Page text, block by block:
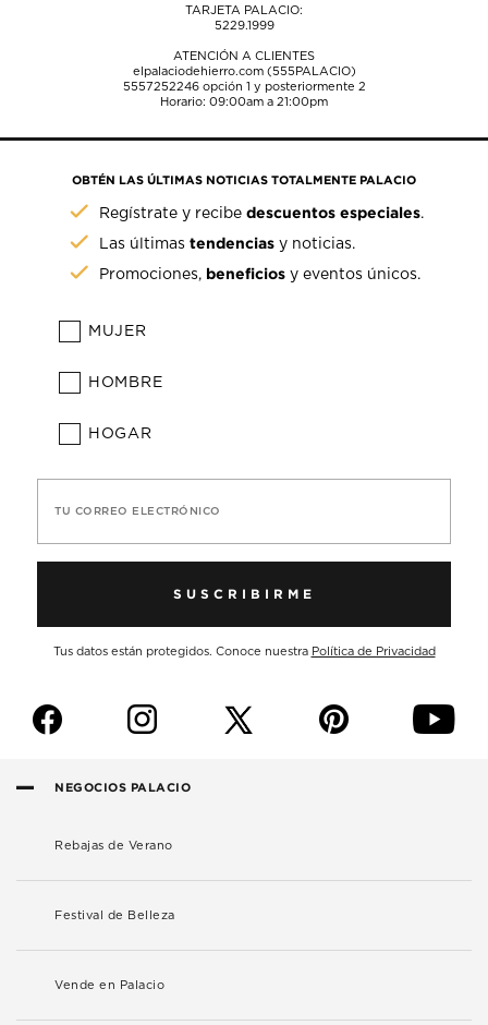
TARJETA PALACIO:
5229.1999
ATENCIÓN A CLIENTES
elpalaciodehierro.com (555PALACIO)
5557252246opción 1 y posteriormente 2
Horario: 09:00am a 21:00pm
OBTÉN LAS ÚLTIMAS NOTICIAS TOTALMENTE PALACIO
Regístrate y recibedescuentos especiales.
Las últimastendencias y noticias.
Promociones, beneficios y eventos únicos.
MUJER
HOMBRE
HOGAR
TU CORREO ELECTRÓNICO
SUSCRIBIRME
Tus datos están protegidos. Conoce nuestra Política de Privacidad
f i p y
NEGOCIOS PALACIO
Rebajas de Verano
Festival de Belleza
Vende en Palacio